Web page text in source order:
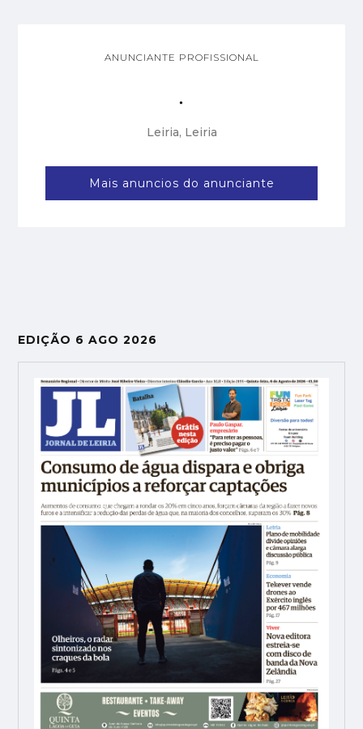
ANUNCIANTE PROFISSIONAL
.
Leiria, Leiria
Mais anuncios do anunciante
EDIÇÃO 6 AGO 2026